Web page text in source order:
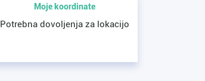
Moje koordinate
Potrebna dovoljenja za lokacijo